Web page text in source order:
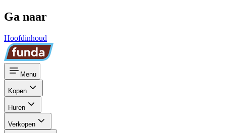
Ga naar
Hoofdinhoud
Menu
Kopen
Huren
Verkopen